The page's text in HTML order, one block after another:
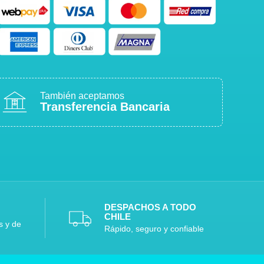
También aceptamos
Transferencia Bancaria
y de
DESPACHOS A TODO
CHILE
Rápido, seguro y confiable